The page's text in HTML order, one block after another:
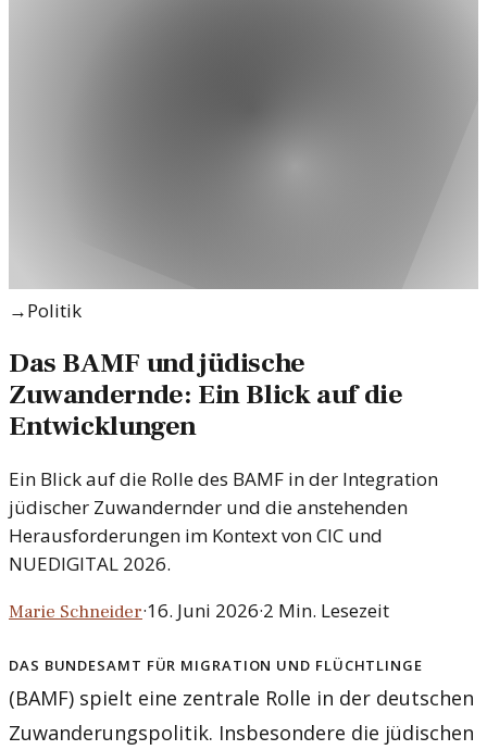
→Politik
Das BAMF und jüdische
Zuwandernde: Ein Blick auf die
Entwicklungen
Ein Blick auf die Rolle des BAMF in der Integration
jüdischer Zuwandernder und die anstehenden
Herausforderungen im Kontext von CIC und
NUEDIGITAL 2026.
Marie Schneider·16. Juni 2026·2 Min. Lesezeit
Das Bundesamt für Migration und Flüchtlinge
(BAMF) spielt eine zentrale Rolle in der deutschen
Zuwanderungspolitik. Insbesondere die jüdischen